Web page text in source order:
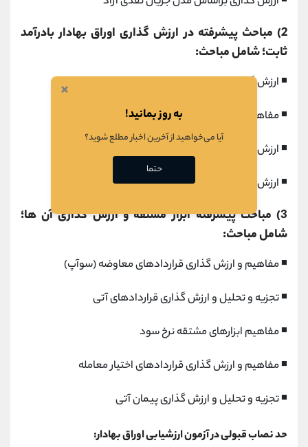
2) مباحث پیشرفته در ارزش گذاری اوراق بهادار بادرآمد
ثابت؛ شامل مباحث:
◾ ارزش گذاری اوراق بهادار با پشتوانه دارایی(ABS)
◾ مفاهیم و ارزش گذاری اوراق بهادار مختلط
◾ ارزش گذاری اوراق بهادار با در آمد ثابت
◾ ارزش گذاری اوراق با پشتوانه وام های رهنی (MBS)
3) مباحث پیشرفته ابزار مشتقه و ارزش گذاری آن ها؛
شامل مباحث:
◾ مفاهیم و ارزش گذاری قراردادهای معاوضه (سوآپ)
◾ تجزیه و تحلیل و ارزش گذاری قراردادهای آتی
◾ مفاهیم ابزارهای مشتقه نرخ سود
◾ مفاهیم و ارزش گذاری قراردادهای اختیار معامله
◾ تجزیه و تحلیل و ارزش گذاری پیمان آتی
حد نصاب قبولی در آزمون ارزشیابی اوراق بهادار:
×
به روز بمانید!
آیا می‌خواهید از آخرین اخبار مطلع شوید؟
حتما